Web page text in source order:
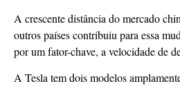
A crescente distância do mercado
outros países contribuiu para essa
por um fator-chave, a velocidade de
A Tesla tem dois modelos